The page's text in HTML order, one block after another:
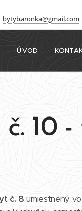
bytybaronka@gmail.com
ÚVOD
č. 10
č. 8 umiestnený